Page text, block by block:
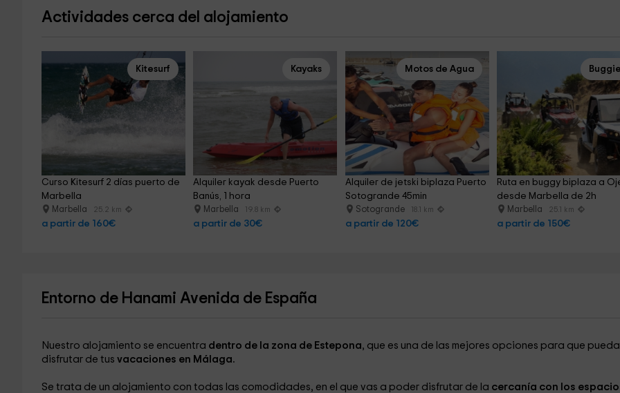
Actividades cerca del alojamiento
Kitesurf
Curso Kitesurf 2 días puerto de
Marbella
Marbella 25.2 km
a partir de 160€
Kayaks
Alquiler kayak desde Puerto
Banús, 1 hora
Marbella 19.8 km
a partir de 30€
Motos de Agua
Alquiler de jetski biplaza Puerto
Sotogrande 45min
Sotogrande 18.1 km
a partir de 120€
Ruta en buggy biplaza a
desde Marbella de 2h
Marbella 25.1 km
a partir de 150€
Entorno de Hanami Avenida de España
Nuestro alojamiento se encuentra dentro de la zona de Estepona, que es una de las mejores opciones para que
disfrutar de tus vacaciones en Málaga.
Se trata de un alojamiento con todas las comodidades, en el que vas a poder disfrutar de la cercanía con los